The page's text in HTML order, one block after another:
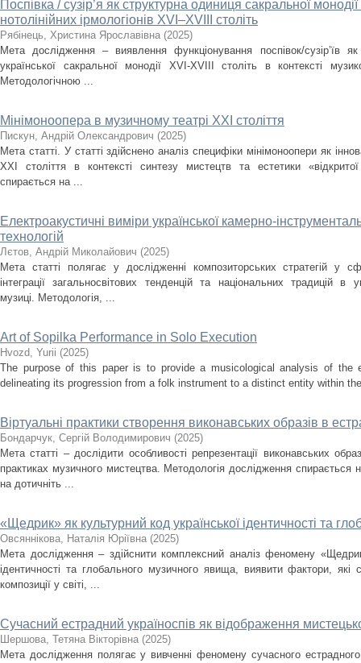
Поспівка / сузір’я як структурна одиниця сакральної
нотолінійних ірмологіонів XVI–XVIII століть
Рябінець, Христина Ярославівна (2025)
Мета дослідження – виявлення функціонування поспівок/сузір’їв
української сакральної монодії XVI-XVIII cтоліть в контексті
Методологічною ...
Мінімоноопера в музичному театрі ХХІ століття
Пискун, Андрій Олександрович (2025)
Мета статті. У статті здійснено аналіз специфіки мінімоноопери як
ХХІ століття в контексті синтезу мистецтв та естетики
спирається на ...
Електроакустичні виміри української камерно-
технологій
Лєтов, Андрій Миколайович (2025)
Мета статті полягає у дослідженні композиторських стратегій у
інтеграції загальносвітових тенденцій та національних традицій в
музиці. Методологія, ...
Art of Sopilka Performance in Solo Execution
Нvozd, Yurii (2025)
The purpose of this paper is to provide a musicological analysis of the
delineating its progression from a folk instrument to a distinct entity within
Віртуальні практики створення виконавських образів в
Бондарчук, Сергій Володимирович (2025)
Мета статті – дослідити особливості репрезентації виконавських
практиках музичного мистецтва. Методологія дослідження спирається
на дотичніть ...
«Щедрик» як культурний код української ідентичності та
Овсяннікова, Наталія Юріївна (2025)
Мета дослідження – здійснити комплексний аналіз феномену
ідентичності та глобального музичного явища, виявити фактори,
композиції у світі, ...
Сучасний естрадний україноспів як відображення
Шершова, Тетяна Вікторівна (2025)
Мета дослідження полягає у вивченні феномену сучасного